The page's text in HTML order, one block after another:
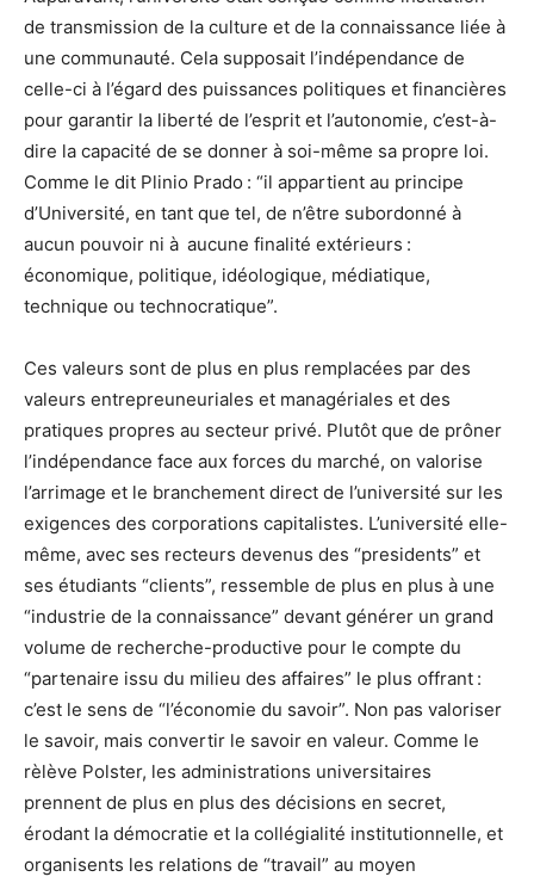
de transmission de la culture et de la connaissance liée à
une communauté. Cela supposait l’indépendance de
celle-ci à l’égard des puissances politiques et financières
pour garantir la liberté de l’esprit et l’autonomie, c’est-à-
dire la capacité de se donner à soi-même sa propre loi.
Comme le dit Plinio Prado : “il appartient au principe
d’Université, en tant que tel, de n’être subordonné à
aucun pouvoir ni à aucune finalité extérieurs :
économique, politique, idéologique, médiatique,
technique ou technocratique”.
Ces valeurs sont de plus en plus remplacées par des
valeurs entrepreuneuriales et managériales et des
pratiques propres au secteur privé. Plutôt que de prôner
l’indépendance face aux forces du marché, on valorise
l’arrimage et le branchement direct de l’université sur les
exigences des corporations capitalistes. L’université elle-
même, avec ses recteurs devenus des “presidents” et
ses étudiants “clients”, ressemble de plus en plus à une
“industrie de la connaissance” devant générer un grand
volume de recherche-productive pour le compte du
“partenaire issu du milieu des affaires” le plus offrant :
c’est le sens de “l’économie du savoir”. Non pas valoriser
le savoir, mais convertir le savoir en valeur. Comme le
rèlève Polster, les administrations universitaires
prennent de plus en plus des décisions en secret,
érodant la démocratie et la collégialité institutionnelle, et
organisents les relations de “travail” au moyen